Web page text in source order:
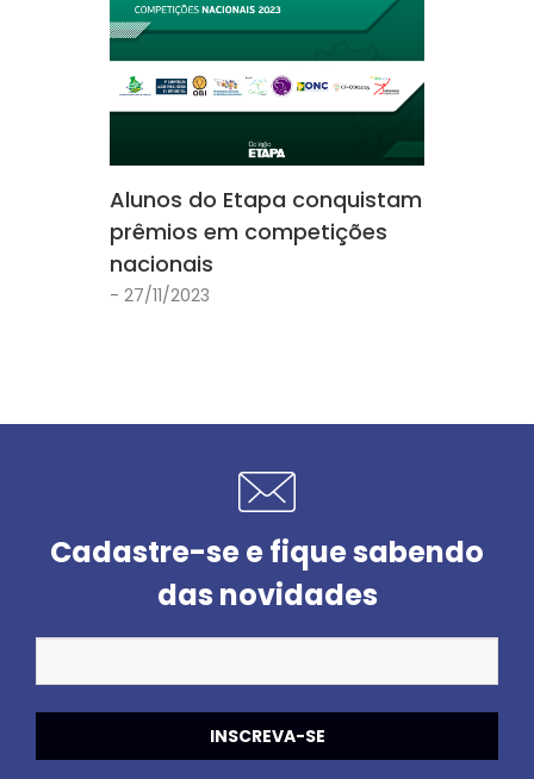
Alunos do Etapa conquistam
prêmios em competições
nacionais
- 27/11/2023
Cadastre-se e fique sabendo
das novidades